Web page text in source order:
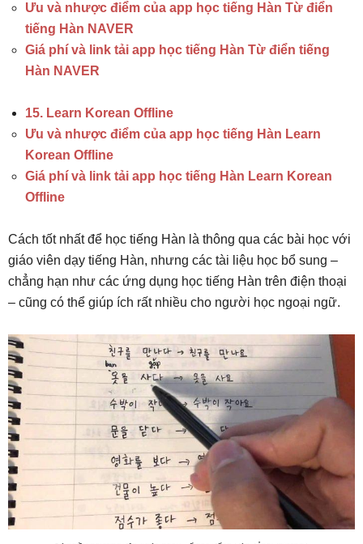
Ưu và nhược điểm của app học tiếng Hàn Từ điển
tiếng Hàn NAVER
Giá phí và link tải app học tiếng Hàn Từ điển tiếng
Hàn NAVER
15. Learn Korean Offline
Ưu và nhược điểm của app học tiếng Hàn Learn
Korean Offline
Giá phí và link tải app học tiếng Hàn Learn Korean
Offline
Cách tốt nhất để học tiếng Hàn là thông qua các bài học với
giáo viên dạy tiếng Hàn, nhưng các tài liệu học bổ sung –
chẳng hạn như các ứng dụng học tiếng Hàn trên điện thoại
– cũng có thể giúp ích rất nhiều cho người học ngoại ngữ.